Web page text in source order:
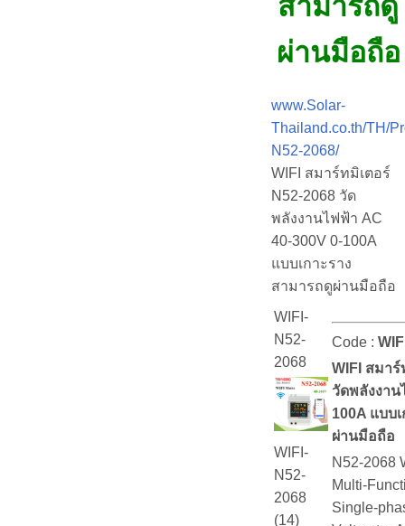
ผ่านมือถือ
www.Solar-
Thailand.co.th/TH/
N52-2068/
WIFI สมาร์ทมิเตอร์
N52-2068 วัด
พลังงานไฟฟ้า AC
40-300V 0-100A
แบบเกาะราง
สามารถดูผ่านมือถือ
WIFI-
N52-
2068
WIFI-
N52-
2068
(14)
Code :
WIFI สมาร์
วัดพลังงาน
100A แบบ
ผ่านมือถือ
N52-2068
Multi-
Single-